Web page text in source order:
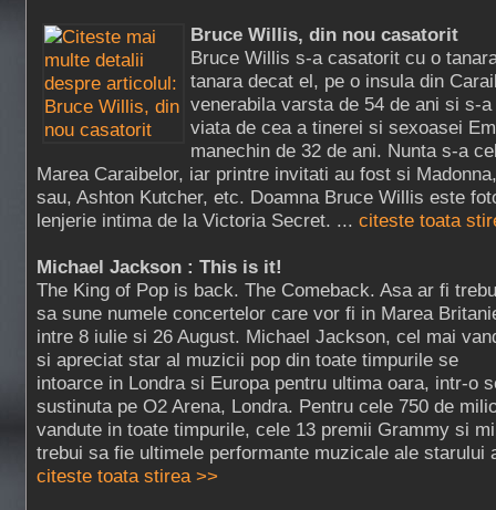
Bruce Willis, din nou casatorit
Bruce Willis s-a casatorit cu o
tanara decat el, pe o insula din
venerabila varsta de 54 de ani si s-
viata de cea a tinerei si sexoasei
manechin de 32 de ani. Nunta s-a
Marea Caraibelor, iar printre invitati au fost si
sau, Ashton Kutcher, etc. Doamna Bruce Willis este
lenjerie intima de la Victoria Secret. ... citeste toata
Michael Jackson : This is it!
The King of Pop is back. The Comeback. Asa ar fi
sa sune numele concertelor care vor fi in Marea
intre 8 iulie si 26 August. Michael Jackson, cel mai
si apreciat star al muzicii pop din toate timpurile se
intoarce in Londra si Europa pentru ultima oara, intr-o
sustinuta pe O2 Arena, Londra. Pentru cele 750 de
vandute in toate timpurile, cele 13 premii Grammy si
trebui sa fie ultimele performante muzicale ale starului
citeste toata stirea >>